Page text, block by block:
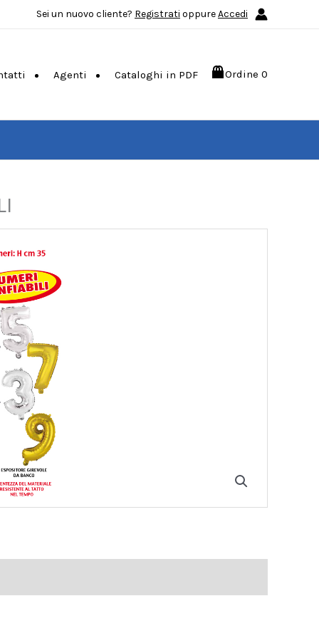
Sei un nuovo cliente? Registrati oppureAccedi
Agenti Cataloghi in PDF Ordine 0